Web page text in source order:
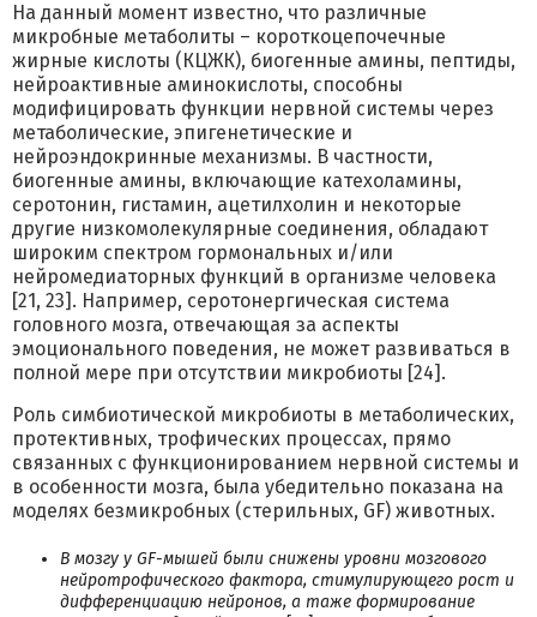
На данный момент известно, что различные
микробные метаболиты – короткоцепочечные
жирные кислоты (КЦЖК), биогенные амины, пептиды,
нейроактивные аминокислоты, способны
модифицировать функции нервной системы через
метаболические, эпигенетические и
нейроэндокринные механизмы. В частности,
биогенные амины, включающие катехоламины,
серотонин, гистамин, ацетилхолин и некоторые
другие низкомолекулярные соединения, обладают
широким спектром гормональных и/или
нейромедиаторных функций в организме человека
[21, 23]. Например, серотонергическая система
головного мозга, отвечающая за аспекты
эмоционального поведения, не может развиваться в
полной мере при отсутствии микробиоты [24].
Роль симбиотической микробиоты в метаболических,
протективных, трофических процессах, прямо
связанных с функционированием нервной системы и
в особенности мозга, была убедительно показана на
моделях безмикробных (стерильных, GF) животных.
В мозгу у GF-мышей были снижены уровни мозгового
нейротрофического фактора, стимулирующего рост и
дифференциацию нейронов, а таже формирование